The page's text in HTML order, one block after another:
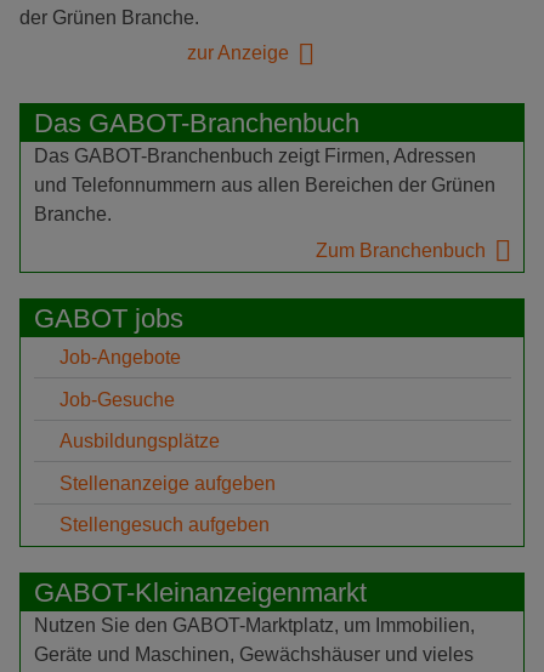
der Grünen Branche.
zur Anzeige
Das GABOT-Branchenbuch
Das GABOT-Branchenbuch zeigt Firmen, Adressen
und Telefonnummern aus allen Bereichen der Grünen
Branche.
Zum Branchenbuch
GABOT jobs
Job-Angebote
Job-Gesuche
Ausbildungsplätze
Stellenanzeige aufgeben
Stellengesuch aufgeben
GABOT-Kleinanzeigenmarkt
Nutzen Sie den GABOT-Marktplatz, um Immobilien,
Geräte und Maschinen, Gewächshäuser und vieles